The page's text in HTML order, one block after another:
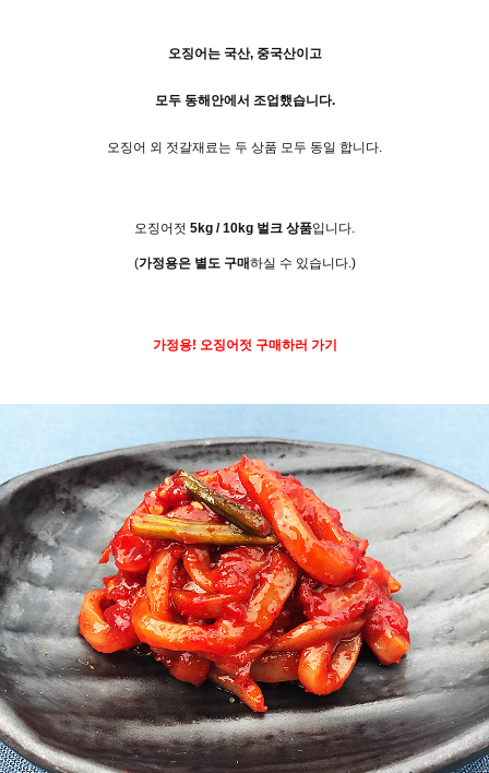
오징어는 국산, 중국산이고
모두 동해안에서 조업했습니다.
오징어 외 젓갈재료는 두 상품 모두 동일 합니다.
오징어젓 5kg / 10kg 벌크 상품입니다.
(가정용은 별도 구매하실 수 있습니다.)
가정용! 오징어젓 구매하러 가기